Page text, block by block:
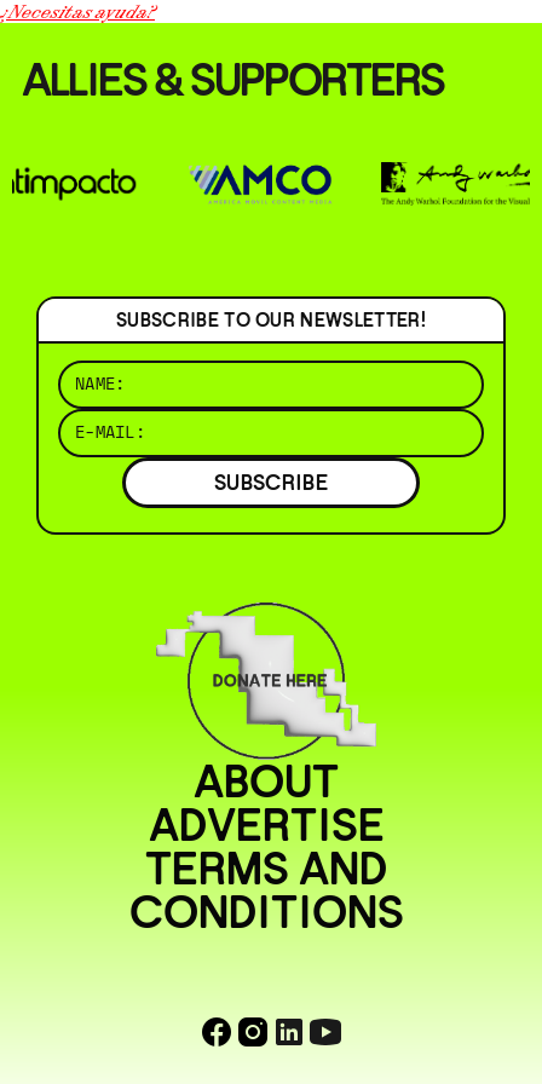
¿Necesitas ayuda?
ALLIES & SUPPORTERS
SUBSCRIBE TO OUR NEWSLETTER!
SUBSCRIBE
ABOUT
ADVERTISE
TERMS AND
CONDITIONS